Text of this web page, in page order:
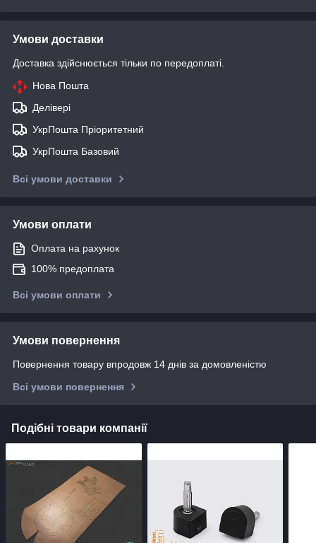
Умови доставки
Доставка здійснюється тільки по передоплаті.
Нова Пошта
Делівері
УкрПошта Пріоритетний
УкрПошта Базовий
Всі умови доставки
Умови оплати
Оплата на рахунок
100% предоплата
Всі умови оплати
Умови повернення
Повернення товару впродовж 14 днів за домовленістю
Всі умови повернення
Подібні товари компанії